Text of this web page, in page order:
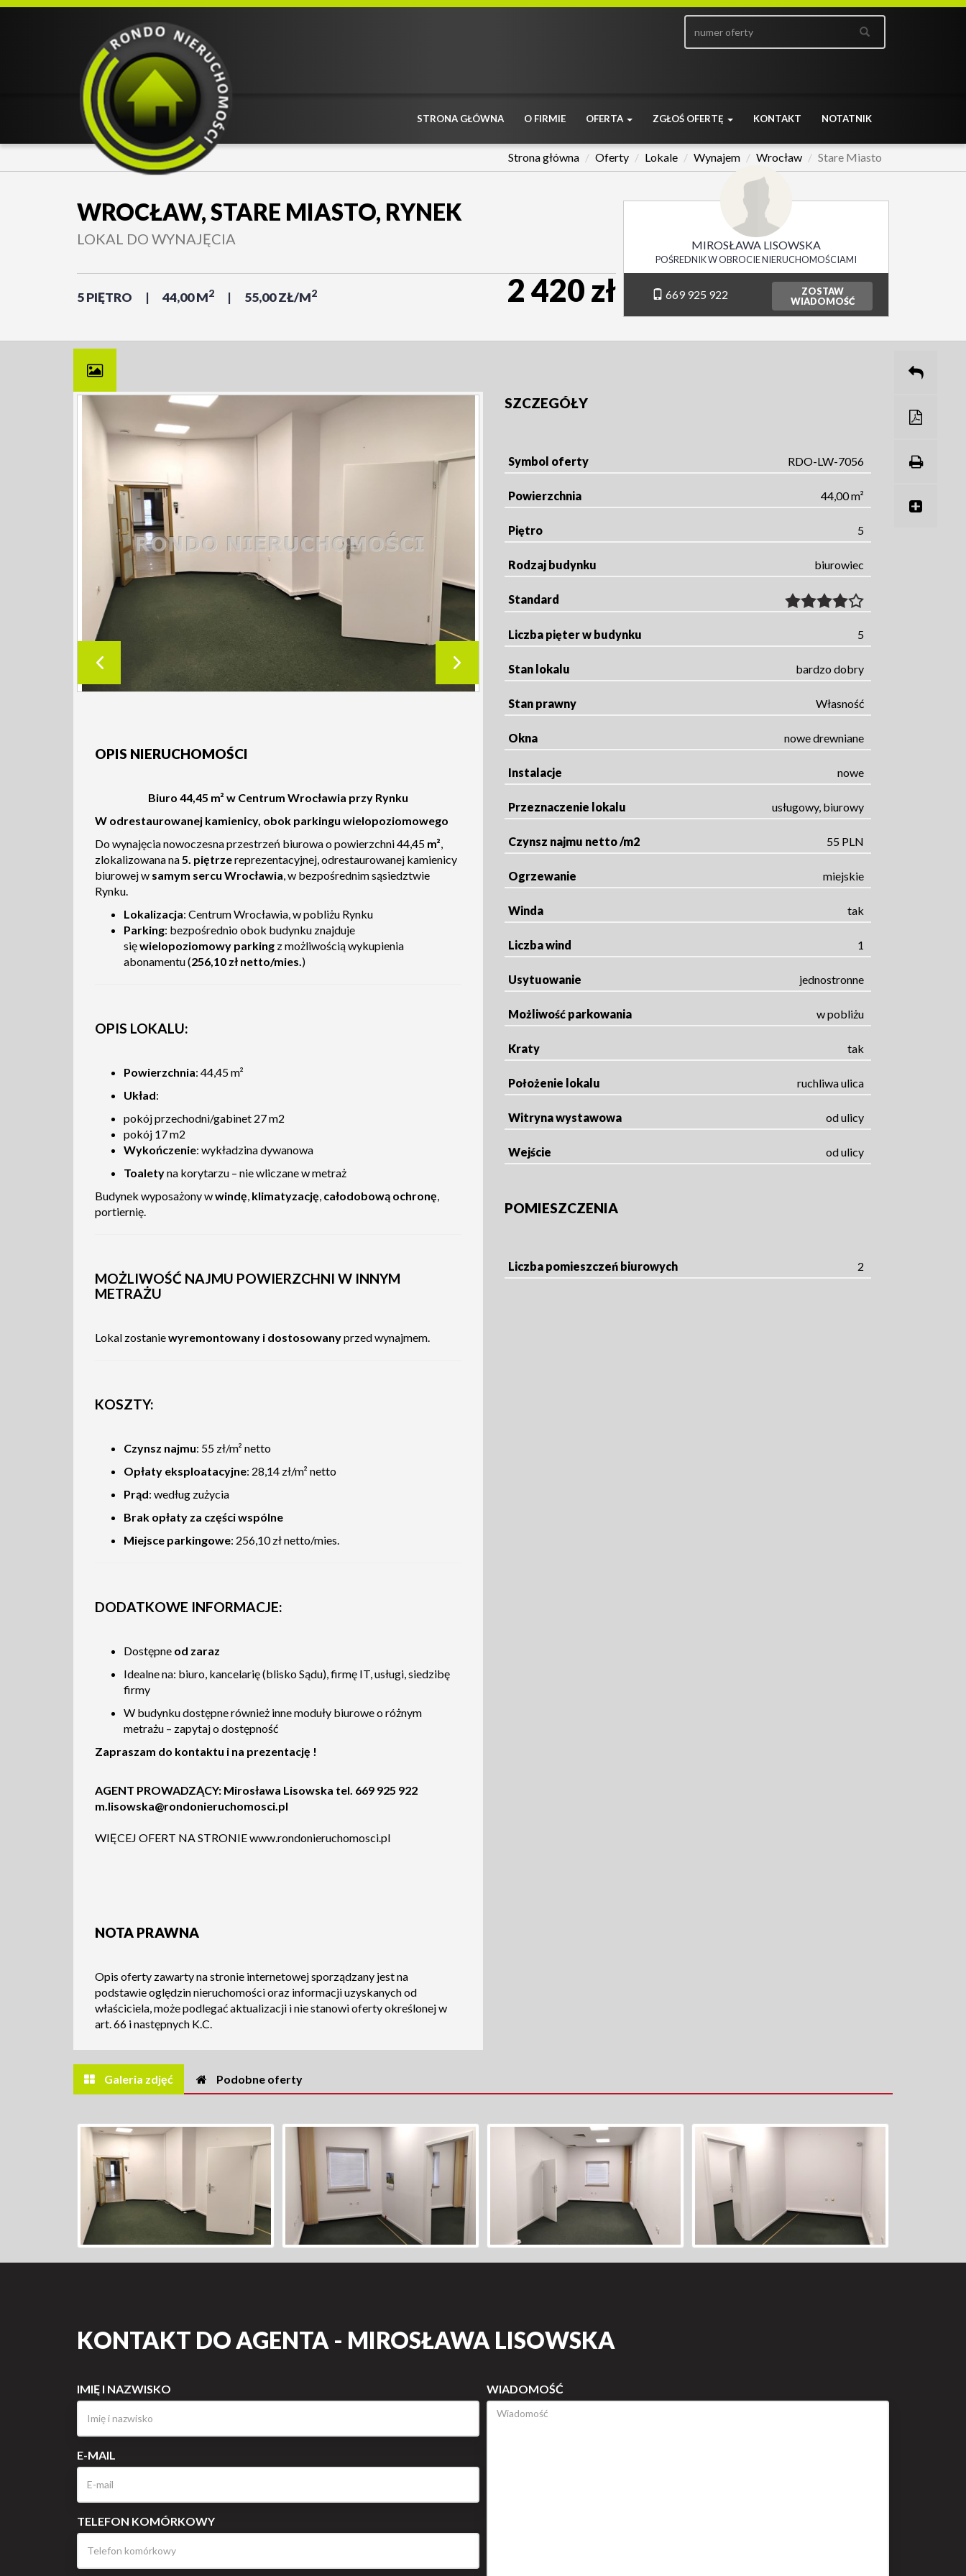
STRONA GŁÓWNA O FIRMIE OFERTA ZGŁOŚ OFERTĘ KONTAKT NOTATNIK
Strona główna Oferty Lokale Wynajem Wrocław Stare Miasto
WROCŁAW, STARE MIASTO, RYNEK
LOKAL DO WYNAJĘCIA
5 PIĘTRO 44,00 M2 55,00 ZŁ/M2 2 420 zł
MIROSŁAWA LISOWSKA
POŚREDNIK W OBROCIE NIERUCHOMOŚCIAMI
669 925 922
ZOSTAW
WIADOMOŚĆ
OPIS NIERUCHOMOŚCI
Biuro 44,45 m² w Centrum Wrocławia przy Rynku
W odrestaurowanej kamienicy, obok parkingu wielopoziomowego
Do wynajęcia nowoczesna przestrzeń biurowa o powierzchni 44,45 m²,
zlokalizowana na5. piętrzereprezentacyjnej, odrestaurowanej kamienicy
biurowej w samym sercu Wrocławia, w bezpośrednim sąsiedztwie
Rynku.
Lokalizacja: Centrum Wrocławia, w pobliżu Rynku
Parking: bezpośrednio obok budynku znajduje
sięwielopoziomowy parking z możliwością wykupienia
abonamentu (256,10 zł netto/mies.)
OPIS LOKALU:
Powierzchnia: 44,45 m²
Układ:
pokój przechodni/gabinet 27 m2
pokój 17 m2
Wykończenie: wykładzina dywanowa
Toaletyna korytarzu – nie wliczane w metraż
Budynek wyposażony wwindę, klimatyzację, całodobową ochronę,
portiernię.
MOŻLIWOŚĆ NAJMU POWIERZCHNI W INNYM
METRAŻU
Lokal zostaniewyremontowany i dostosowanyprzed wynajmem.
KOSZTY:
Czynsz najmu: 55 zł/m² netto
Opłaty eksploatacyjne: 28,14 zł/m² netto
Prąd: według zużycia
Brak opłaty za części wspólne
Miejsce parkingowe: 256,10 zł netto/mies.
DODATKOWE INFORMACJE:
Dostępne od zaraz
Idealne na: biuro, kancelarię (blisko Sądu), firmę IT, usługi, siedzibę
firmy
W budynku dostępne również inne moduły biurowe o różnym
metrażu – zapytaj o dostępność
Zapraszam do kontaktu i na prezentację !
AGENT PROWADZĄCY: Mirosława Lisowska tel. 669 925 922
m.lisowska@rondonieruchomosci.pl
WIĘCEJ OFERT NA STRONIE www.rondonieruchomosci.pl
NOTA PRAWNA
Opis oferty zawarty na stronie internetowej sporządzany jest na
podstawie oględzin nieruchomości oraz informacji uzyskanych od
właściciela, może podlegać aktualizacji i nie stanowi oferty określonej w
art. 66 i następnych K.C.
SZCZEGÓŁY
Symbol oferty RDO-LW-7056
Powierzchnia 44,00 m²
Piętro 5
Rodzaj budynku biurowiec
Standard
Liczba pięter w budynku 5
Stan lokalu bardzo dobry
Stan prawny Własność
Okna nowe drewniane
Instalacje nowe
Przeznaczenie lokalu usługowy, biurowy
Czynsz najmu netto /m2 55 PLN
Ogrzewanie miejskie
Winda tak
Liczba wind 1
Usytuowanie jednostronne
Możliwość parkowania w pobliżu
Kraty tak
Położenie lokalu ruchliwa ulica
Witryna wystawowa od ulicy
Wejście od ulicy
POMIESZCZENIA
Liczba pomieszczeń biurowych 2
Galeria zdjęć Podobne oferty
KONTAKT DO AGENTA - MIROSŁAWA LISOWSKA
IMIĘ I NAZWISKO
E-MAIL
TELEFON KOMÓRKOWY
WIADOMOŚĆ